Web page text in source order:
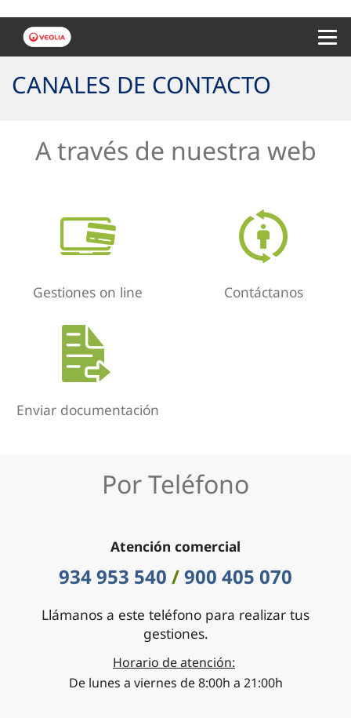
CANALES DE CONTACTO
A través de nuestra web
Gestiones on line Contáctanos
Enviar documentación
Por Teléfono
Atención comercial
934 953 540 /900 405 070
Llámanos a este teléfono para realizar tus
gestiones.
Horario de atención:
De lunes a viernes de 8:00h a 21:00h